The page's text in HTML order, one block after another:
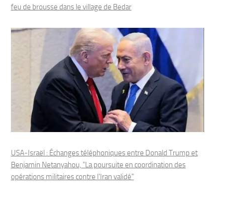
feu de brousse dans le village de Bedar
USA-Israël : Échanges téléphoniques entre Donald Trump et
Benjamin Netanyahou, "La poursuite en coordination des
opérations militaires contre l'Iran validé"